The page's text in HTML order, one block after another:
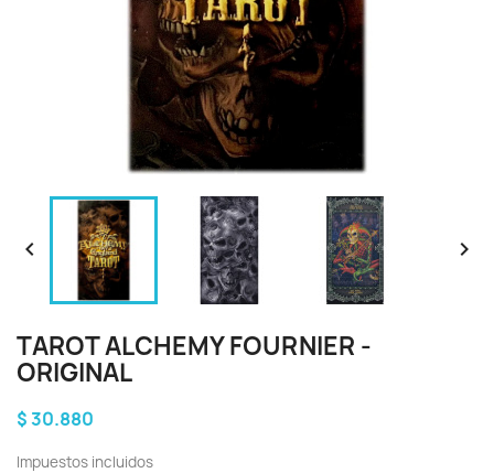
 
TAROT ALCHEMY FOURNIER -
ORIGINAL
$ 30.880
Impuestos incluidos